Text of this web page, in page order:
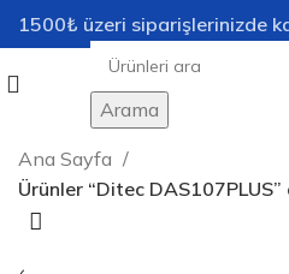
Arama
Ana Sayfa
Ürünler “Ditec
1500₺ üzeri siparişlerinizde